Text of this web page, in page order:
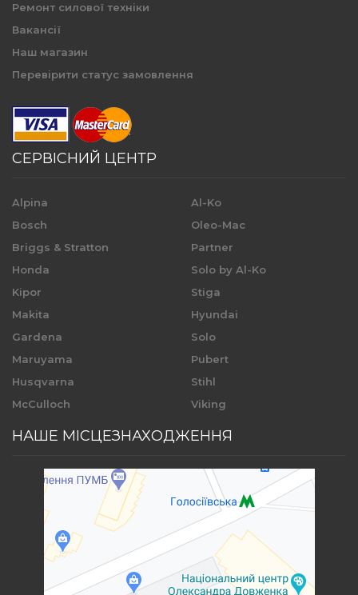
Ремонт силової техніки
Вакансії
Наш магазин
Перевірити статус замовлення
СЕРВІСНИЙ ЦЕНТР
Alpina
Bosch
Briggs & Stratton
Honda
Kipor
Makita
Gardena
Maruyama
Husqvarna
McCulloch
Al-Ko
Oleo-Mac
Partner
Solo by Al-Ko
Stiga
Hyundai
Solo
Pubert
Stihl
Viking
НАШЕ МІСЦЕЗНАХОДЖЕННЯ